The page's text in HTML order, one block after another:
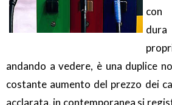
con
andando a vedere, è una duplice
costante aumento del prezzo dei
acclarata, in contemporanea si